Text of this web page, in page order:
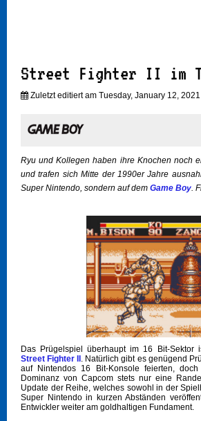
Street Fighter II im
Zuletzt editiert am Tuesday, January 12, 2021
Ryu und Kollegen haben ihre Knochen noch
und trafen sich Mitte der 1990er Jahre
Super Nintendo, sondern auf dem Game Boy.
Das Prügelspiel überhaupt im 16 Bit-Sektor
Street Fighter II . Natürlich gibt es genügend
auf Nintendos 16 Bit-Konsole feierten,
Dominanz von Capcom stets nur eine
Update der Reihe, welches sowohl in der
Super Nintendo in kurzen Abständen
Entwickler weiter am goldhaltigen Fundament.